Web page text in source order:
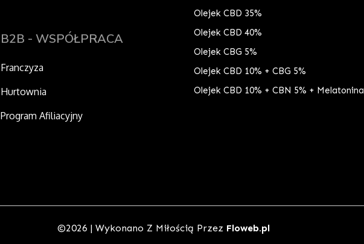
B2B - WSPÓŁPRACA
Franczyza
Hurtownia
Program Afiliacyjny
Olejek CBD 35%
Olejek CBD 40%
Olejek CBG 5%
Olejek CBD 10% + CBG 5%
Olejek CBD 10% + CBN 5% + Melatonina
©2026 | Wykonano Z Miłością Przez Floweb.pl